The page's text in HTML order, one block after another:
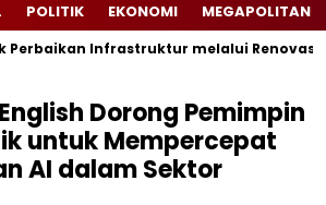
POLITIK EKONOMI MEGAPOLITAN
Infrastruktur melalui Renovasi
Dorong Pemimpin
untuk Mempercepat
AI dalam Sektor